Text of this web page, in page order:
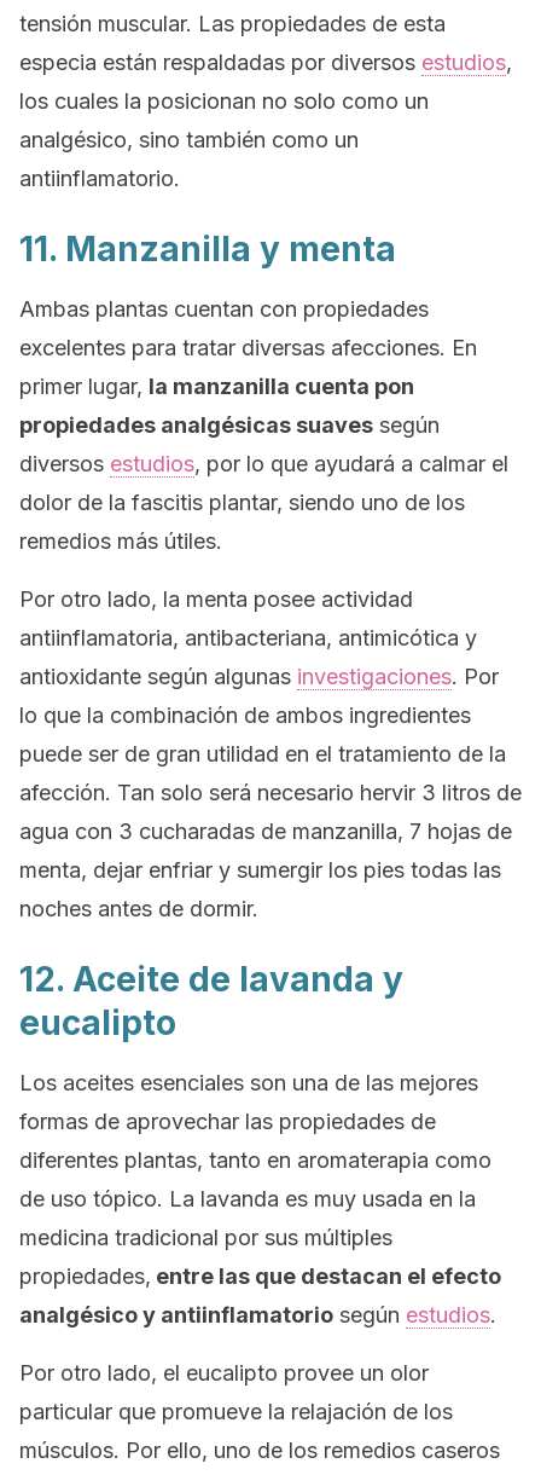
tensión muscular. Las propiedades de esta
especia están respaldadas por diversos estudios,
los cuales la posicionan no solo como un
analgésico, sino también como un
antiinflamatorio.
11. Manzanilla y menta
Ambas plantas cuentan con propiedades
excelentes para tratar diversas afecciones. En
primer lugar, la manzanilla cuenta pon
propiedades analgésicas suaves según
diversos estudios, por lo que ayudará a calmar el
dolor de la fascitis plantar, siendo uno de los
remedios más útiles.
Por otro lado, la menta posee actividad
antiinflamatoria, antibacteriana, antimicótica y
antioxidante según algunas investigaciones. Por
lo que la combinación de ambos ingredientes
puede ser de gran utilidad en el tratamiento de la
afección. Tan solo será necesario hervir 3 litros de
agua con 3 cucharadas de manzanilla, 7 hojas de
menta, dejar enfriar y sumergir los pies todas las
noches antes de dormir.
12. Aceite de lavanda y
eucalipto
Los aceites esenciales son una de las mejores
formas de aprovechar las propiedades de
diferentes plantas, tanto en aromaterapia como
de uso tópico. La lavanda es muy usada en la
medicina tradicional por sus múltiples
propiedades, entre las que destacan el efecto
analgésico y antiinflamatorio según estudios.
Por otro lado, el eucalipto provee un olor
particular que promueve la relajación de los
músculos. Por ello, uno de los remedios caseros